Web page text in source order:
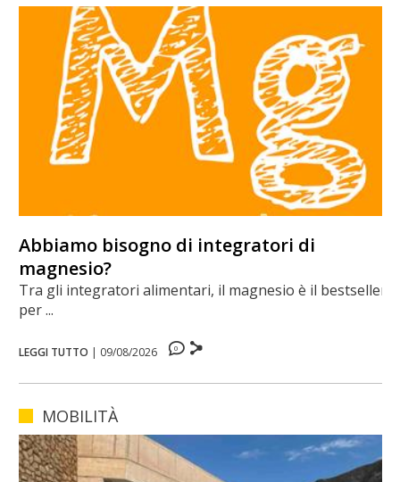
Abbiamo bisogno di integratori di
magnesio?
Tra gli integratori alimentari, il magnesio è il bestseller
per ...
LEGGI TUTTO | 09/08/2026 0
MOBILITÀ